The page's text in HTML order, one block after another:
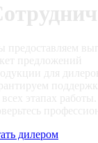
предоставляем
предложений
для
всех этапах работы.
дилером